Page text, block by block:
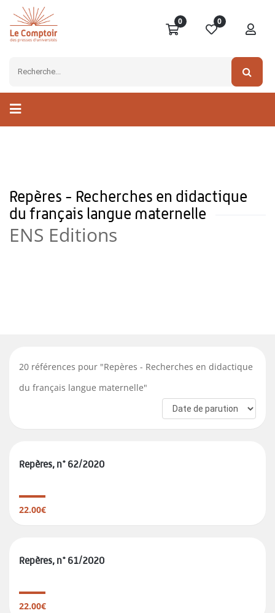
0 0
Repères - Recherches en didactique
du français langue maternelle
ENS Editions
20 références pour "Repères - Recherches en didactique
du français langue maternelle"
Repères, n° 62/2020
22.00€
Repères, n° 61/2020
22.00€